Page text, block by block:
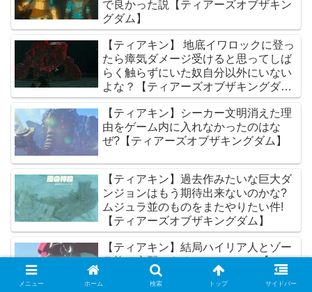
で良かった説【ティアーズオブザキン
グダム】
【ティアキン】 地底イワロックに登っ
たら瘴気ダメージ受けると思ってしば
らく触らずにいた奴自分以外にいない
よな？【ティアーズオブザキングダ
ム】
【ティアキン】シーカー文明消えた理
由をゲーム内に入れなかったのはな
ぜ?【ティアーズオブザキングダム】
【ティアキン】過去作みたいな巨大ダ
ンジョンはもう期待出来ないのかな?
ムジュラ並のものをまたやりたい件!
【ティアーズオブザキングダム】
【ティアキン】結局ハイリア人とゾー
ラ族は交配できるでいいのか？【ティ
アーズオブザキングダム】
メニュー ホーム 検索 トップ サイドバー